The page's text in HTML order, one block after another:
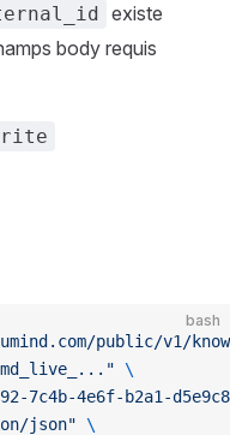
existe
body requis
bash
public/v1/
\
7c4b-4e6f-b2a1-
json" \